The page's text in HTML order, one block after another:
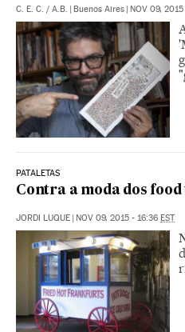
C. E. C. / A.B. | Buenos Aires | NOV 09,
PATALETAS
Contra a moda dos
JORDI LUQUE | NOV 09, 2015 - 16:36 EST